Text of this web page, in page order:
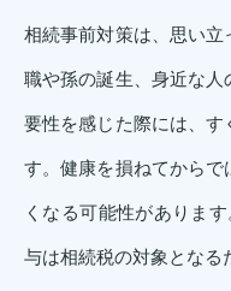
相続事前対策は、思い
職や孫の誕生、身近な
要性を感じた際には、
す。健康を損ねてからで
くなる可能性がありま
与は相続税の対象となる